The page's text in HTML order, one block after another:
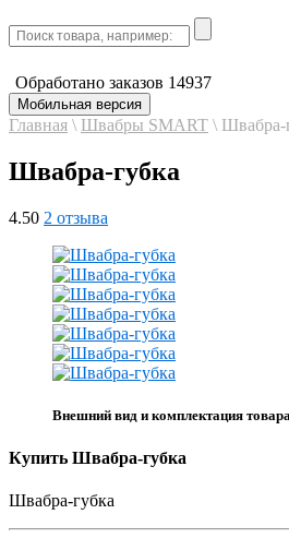
Обработано заказов 14937
Мобильная версия
Главная \ Швабры SMART \ Швабра-
Швабра-губка
4.50 2 отзыва
Внешний вид и комплектация
Купить Швабра-губка
Швабра-губка